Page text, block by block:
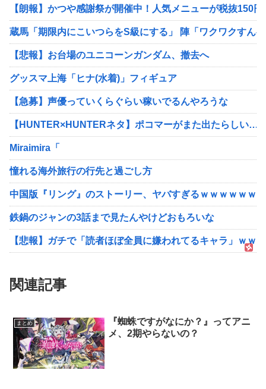
【朗報】かつや感謝祭が開催中！人気メニューが税抜150
蔵馬「期限内にこいつらをS級にする」 陣「ワクワクすん
【悲報】お台場のユニコーンガンダム、撤去へ
グッスマ上海「ヒナ(水着)」フィギュア
【急募】声優っていくらぐらい稼いでるんやろうな
【HUNTER×HUNTERネタ】ポコマーがまた出たらしい…
Miraimira「
憧れる海外旅行の行先と過ごし方
中国版『リング』のストーリー、ヤバすぎるｗｗｗｗｗｗ
鉄鍋のジャンの3話まで見たんやけどおもろいな
【悲報】ガチで「読者ほぼ全員に嫌われてるキャラ」ｗｗ
関連記事
まとめ
『蜘蛛ですがなにか？』ってアニ
メ、2期やらないの？